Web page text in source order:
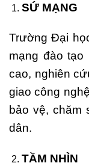
SỨ MẠNG
Trường Đại
mạng đào
cao, nghiên
giao công
bảo vệ, chăm
dân.
TẦM NHÌN